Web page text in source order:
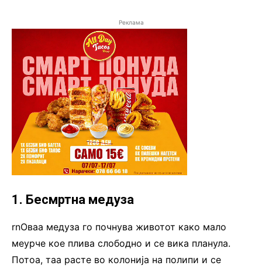
Реклама
1. Бесмртна медуза
rnОваа медуза го почнува животот како мало
меурче кое плива слободно и се вика планула.
Потоа, таа расте во колонија на полипи и се